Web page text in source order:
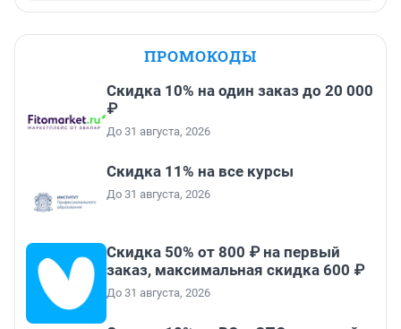
ПРОМОКОДЫ
Скидка 10% на один заказ до 20 000
₽
До 31 августа, 2026
Скидка 11% на все курсы
До 31 августа, 2026
Скидка 50% от 800 ₽ на первый
заказ, максимальная скидка 600 ₽
До 31 августа, 2026